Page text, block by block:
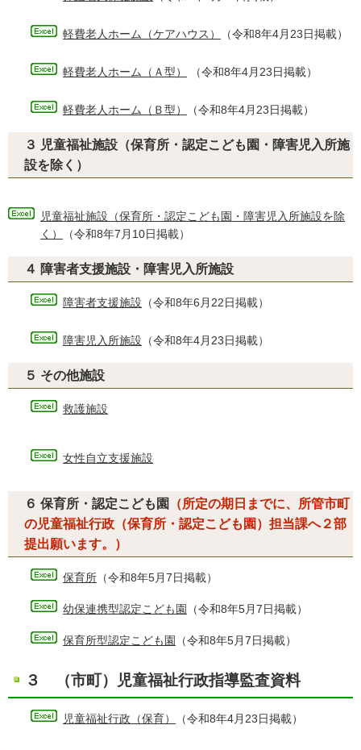
軽費老人ホーム（ケアハウス） （令和8年4月23日掲載）
軽費老人ホーム（Ａ型） （令和8年4月23日掲載）
軽費老人ホーム（Ｂ型） （令和8年4月23日掲載）
３ 児童福祉施設（保育所・認定こども園・障害児入所施
設を除く）
児童福祉施設（保育所・認定こども園・障害児入所施設を除
く）
（令和8年7月10日掲載）
４ 障害者支援施設・障害児入所施設
障害者支援施設 （令和8年6月22日掲載）
障害児入所施設 （令和8年4月23日掲載）
５ その他施設
救護施設
女性自立支援施設
６ 保育所・認定こども園
（所定の期日までに、所管市町
の児童福祉行政（保育所・認定こども園）担当課へ２部
提出願います。）
保育所 （令和8年5月7日掲載）
幼保連携型認定こども園 （令和8年5月7日掲載）
保育所型認定こども園 （令和8年5月7日掲載）
３ （市町）児童福祉行政指導監査資料
児童福祉行政（保育） （令和8年4月23日掲載）